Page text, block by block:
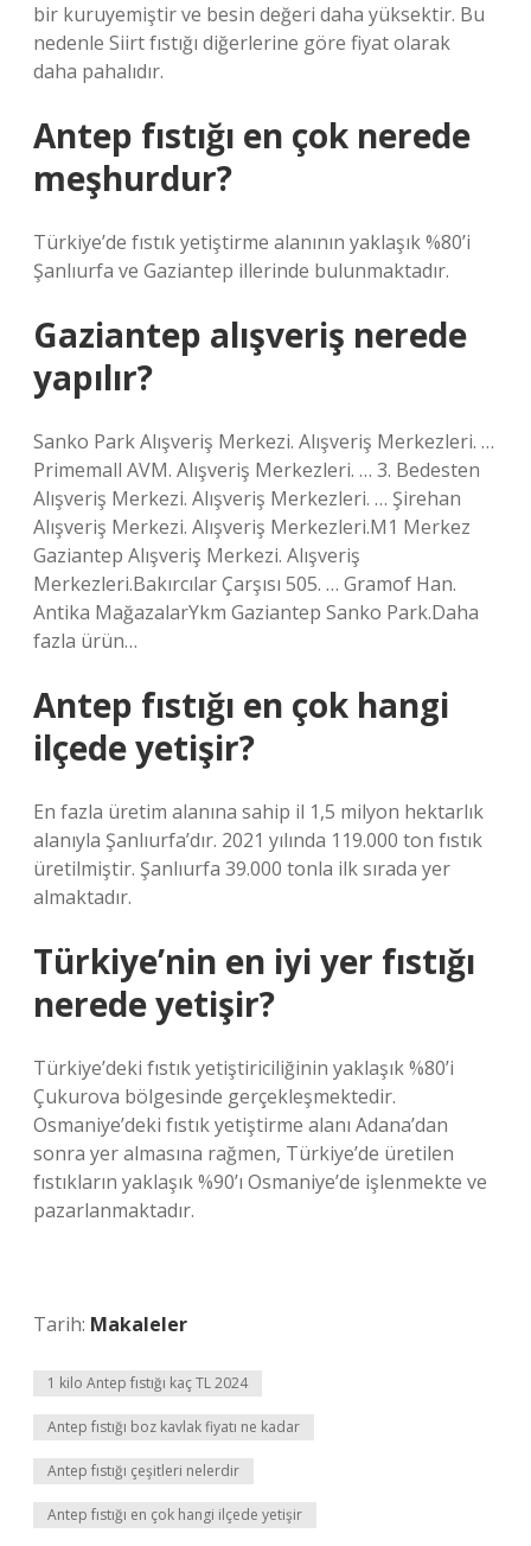
bir kuruyemiştir ve besin değeri daha yüksektir. Bu
nedenle Siirt fıstığı diğerlerine göre fiyat olarak
daha pahalıdır.
Antep fıstığı en çok nerede
meşhurdur?
Türkiye’de fıstık yetiştirme alanının yaklaşık %80’i
Şanlıurfa ve Gaziantep illerinde bulunmaktadır.
Gaziantep alışveriş nerede
yapılır?
Sanko Park Alışveriş Merkezi. Alışveriş Merkezleri. …
Primemall AVM. Alışveriş Merkezleri. … 3. Bedesten
Alışveriş Merkezi. Alışveriş Merkezleri. … Şirehan
Alışveriş Merkezi. Alışveriş Merkezleri.M1 Merkez
Gaziantep Alışveriş Merkezi. Alışveriş
Merkezleri.Bakırcılar Çarşısı 505. … Gramof Han.
Antika MağazalarYkm Gaziantep Sanko Park.Daha
fazla ürün…
Antep fıstığı en çok hangi
ilçede yetişir?
En fazla üretim alanına sahip il 1,5 milyon hektarlık
alanıyla Şanlıurfa’dır. 2021 yılında 119.000 ton fıstık
üretilmiştir. Şanlıurfa 39.000 tonla ilk sırada yer
almaktadır.
Türkiye’nin en iyi yer fıstığı
nerede yetişir?
Türkiye’deki fıstık yetiştiriciliğinin yaklaşık %80’i
Çukurova bölgesinde gerçekleşmektedir.
Osmaniye’deki fıstık yetiştirme alanı Adana’dan
sonra yer almasına rağmen, Türkiye’de üretilen
fıstıkların yaklaşık %90’ı Osmaniye’de işlenmekte ve
pazarlanmaktadır.
Tarih: Makaleler
1 kilo Antep fıstığı kaç TL 2024
Antep fıstığı boz kavlak fiyatı ne kadar
Antep fıstığı çeşitleri nelerdir
Antep fıstığı en çok hangi ilçede yetişir